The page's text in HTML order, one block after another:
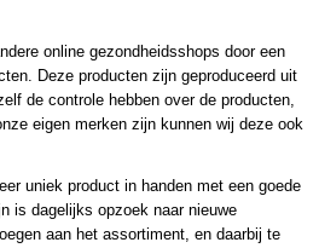
online gezondheidsshops door een
Deze producten zijn geproduceerd uit
de controle hebben over de producten,
eigen merken zijn kunnen wij deze ook
uniek product in handen met een goede
is dagelijks opzoek naar nieuwe
aan het assortiment, en daarbij te